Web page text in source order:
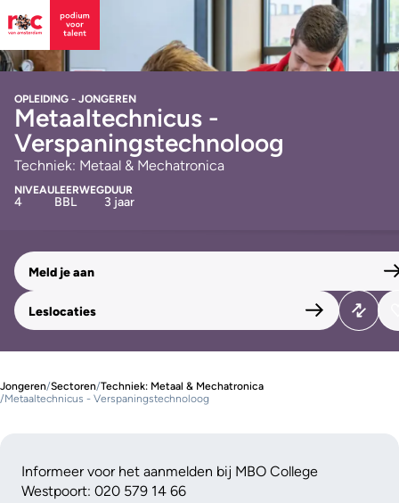
OPLEIDING - JONGEREN
Metaaltechnicus -
Verspaningstechnoloog
Techniek: Metaal & Mechatronica
NIVEAU
4
LEERWEG
BBL
DUUR
3 jaar
Meld je aan
Leslocaties
Jongeren/Sectoren/Techniek: Metaal & Mechatronica
/Metaaltechnicus - Verspaningstechnoloog
Informeer voor het aanmelden bij MBO College
Westpoort: 020 579 14 66